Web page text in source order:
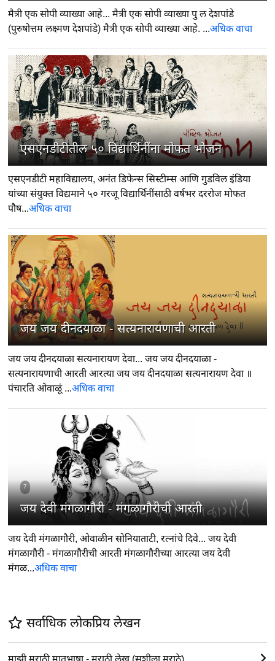
मैत्री एक सोपी व्याख्या आहे... मैत्री एक सोपी व्याख्या पु ल देशपांडे
(पुरुषोत्तम लक्ष्मण देशपांडे) मैत्री एक सोपी व्याख्या आहे. ...अधिक वाचा
5
एसएनडीटीतील ५० विद्यार्थिनींना मोफत भोजन
एसएनडीटी महाविद्यालय, अनंत डिफेन्स सिस्टीम्स आणि गुडविल इंडिया
यांच्या संयुक्त विद्यमाने ५० गरजू विद्यार्थिनींसाठी वर्षभर दररोज मोफत
पौष...अधिक वाचा
6
जय जय दीनदयाळा - सत्यनारायणाची आरती
जय जय दीनदयाळा सत्यनारायण देवा... जय जय दीनदयाळा -
सत्यनारायणाची आरती आरत्या जय जय दीनदयाळा सत्यनारायण देवा ॥
पंचारति ओवाळूं ...अधिक वाचा
7
जय देवी मंगळागौरी - मंगळागौरीची आरती
जय देवी मंगळागौरी, ओवाळीन सोनियाताटी, रत्नांचे दिवे... जय देवी
मंगळागौरी - मंगळागौरीची आरती मंगळागौरीच्या आरत्या जय देवी
मंगळ...अधिक वाचा
सर्वाधिक लोकप्रिय लेखन